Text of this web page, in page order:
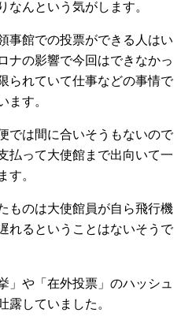
んという気がします。
事館での投票ができる人はい
ナの影響で今回はできなかっ
られていて仕事などの事情で
す。
では間に合いそうもないので
払って大使館まで出向いて一
。
ものは大使館員が自ら飛行機
れるということはないそうで
」や「在外投票」のハッシュ
露していました。